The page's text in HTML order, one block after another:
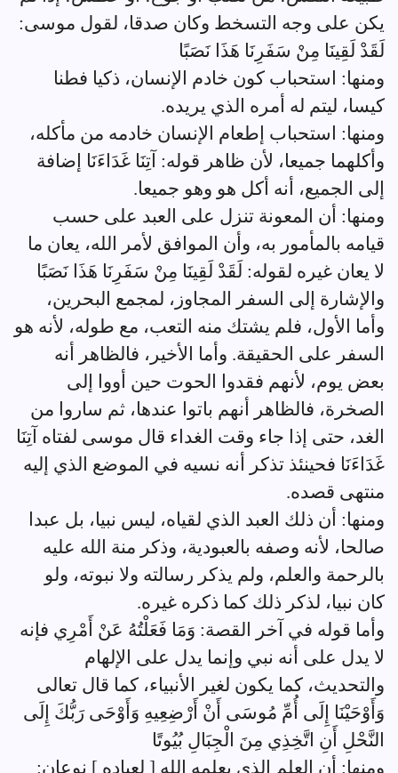
يكن على وجه التسخط وكان صدقا، لقول موسى:
لَقَدْ لَقِينَا مِنْ سَفَرِنَا هَذَا نَصَبًا
ومنها: استحباب كون خادم الإنسان، ذكيا فطنا
كيسا، ليتم له أمره الذي يريده.
ومنها: استحباب إطعام الإنسان خادمه من مأكله،
وأكلهما جميعا، لأن ظاهر قوله: آتِنَا غَدَاءَنَا إضافة
إلى الجميع، أنه أكل هو وهو جميعا.
ومنها: أن المعونة تنزل على العبد على حسب
قيامه بالمأمور به، وأن الموافق لأمر الله، يعان ما
لا يعان غيره لقوله: لَقَدْ لَقِينَا مِنْ سَفَرِنَا هَذَا نَصَبًا
والإشارة إلى السفر المجاوز، لمجمع البحرين،
وأما الأول، فلم يشتك منه التعب، مع طوله، لأنه هو
السفر على الحقيقة. وأما الأخير، فالظاهر أنه
بعض يوم، لأنهم فقدوا الحوت حين أووا إلى
الصخرة، فالظاهر أنهم باتوا عندها، ثم ساروا من
الغد، حتى إذا جاء وقت الغداء قال موسى لفتاه آتِنَا
غَدَاءَنَا فحينئذ تذكر أنه نسيه في الموضع الذي إليه
منتهى قصده.
ومنها: أن ذلك العبد الذي لقياه، ليس نبيا، بل عبدا
صالحا، لأنه وصفه بالعبودية، وذكر منة الله عليه
بالرحمة والعلم، ولم يذكر رسالته ولا نبوته، ولو
كان نبيا، لذكر ذلك كما ذكره غيره.
وأما قوله في آخر القصة: وَمَا فَعَلْتُهُ عَنْ أَمْرِي فإنه
لا يدل على أنه نبي وإنما يدل على الإلهام
والتحديث، كما يكون لغير الأنبياء، كما قال تعالى
وَأَوْحَيْنَا إِلَى أُمِّ مُوسَى أَنْ أَرْضِعِيهِ وَأَوْحَى رَبُّكَ إِلَى
النَّحْلِ أَنِ اتَّخِذِي مِنَ الْجِبَالِ بُيُوتًا
ومنها: أن العلم الذي يعلمه الله [ لعباده ] نوعان: